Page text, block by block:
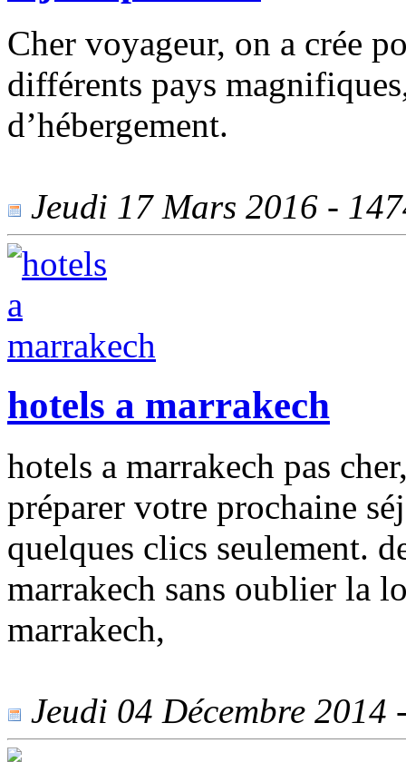
Cher voyageur, on a crée
différents pays
d’hébergement.
Jeudi 17 Mars 2016 -
hotels a marrakech
hotels a marrakech pas
préparer votre prochaine
quelques clics seulement.
marrakech sans oublier la
marrakech,
Jeudi 04 Décembre 2014